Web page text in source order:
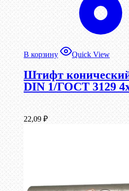
В корзину Quick View
Штифт
DIN 1/ГОСТ 3129
22,09 ₽